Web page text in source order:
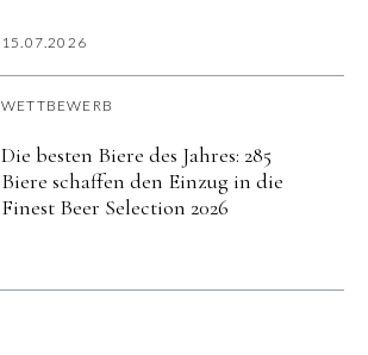
15.07.2026
WETTBEWERB
Die besten Biere des Jahres: 285
Biere schaffen den Einzug in die
Finest Beer Selection 2026